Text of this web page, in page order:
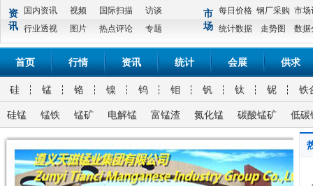
资
讯
国内资讯 视频 国际扫描
访谈
行业透视
图片 热点评论 专题
市
场
每日价格 钢厂采购 市场
统计数据
走势图 数据
首页 行情 资讯 统计 会展 供求
硅 锰 铬 镍 钨 钼 钒 钛 铌 铁
硅锰 锰铁 锰矿 电解锰 富锰渣 氮化锰 碳酸锰矿 低碳